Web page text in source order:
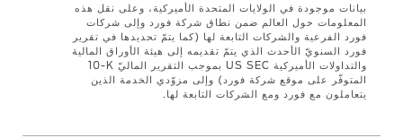
موتوركرافت
قطع مقلدة
اتصل بنا
بيانات موجودة في الولايات المتحدة الأميركية، وعلى نقل هذه
المعلومات حول العالم ضمن نطاق شركة فورد وإلى شركات
فورد الفرعية والشركات التابعة لها (كما يتمّ تحديدها في تقرير
فورد السنويّ الأحدث الذي يتمّ تقديمه إلى هيئة الأوراق المالية
والتداولات الأميركية US SEC بموجب التقرير الماليّ ‎10-K
المتوفّر على موقع شركة فورد) وإلى مزوّدي الخدمة الذين
يتعاملون مع فورد ومع الشركات التابعة لها.